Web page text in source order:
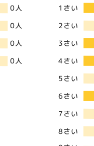
0人
0人
0人
0人
1さい
2さい
3さい
4さい
5さい
6さい
7さい
8さい